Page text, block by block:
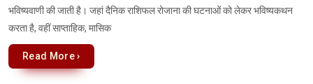
भविष्यवाणी की जाती है। जहां दैनिक राशिफल रोजाना की घटनाओं को लेकर भविष्यकथन
करता है, वहीं साप्ताहिक, मासिक
Read More ›